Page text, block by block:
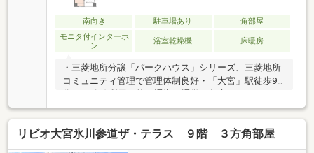
南向き 駐車場あり
角部屋
モニタ付インターホ
ン
浴室乾燥機 床暖房
・三菱地所分譲「パークハウス」シリーズ、三菱地所
コミュニティ管理で管理体制良好・「大宮」駅徒歩9
利な立地・マルイ・そごうなど大型商業施設に加え、
スーパー・コンビニ・小中学校が徒歩10分圏内で生活
環境充実・南向きバルコニーで陽当たり・通風良好、
西側には氷川参道の緑を望む落ち着いた住環境・各居
リビオ大宮氷川参道ザ・テラス ９階 ３方角部屋